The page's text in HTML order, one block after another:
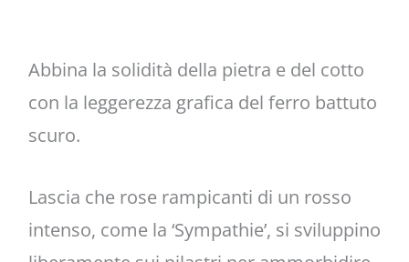
Abbina la solidità della pietra e del cotto
con la leggerezza grafica del ferro battuto
scuro.
Lascia che rose rampicanti di un rosso
intenso, come la ‘Sympathie’, si sviluppino